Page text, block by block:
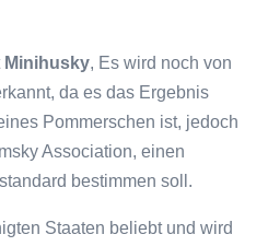
Minihusky, Es wird noch von
da es das Ergebnis
Pommerschen ist, jedoch
Association, einen
bestimmen soll.
Staaten beliebt und wird